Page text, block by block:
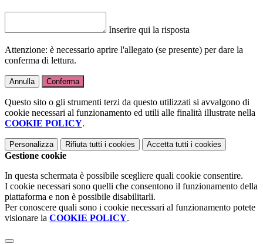
Inserire qui la risposta
Attenzione: è necessario aprire l'allegato (se presente) per dare la
conferma di lettura.
Annulla Conferma
Questo sito o gli strumenti terzi da questo utilizzati si avvalgono di
cookie necessari al funzionamento ed utili alle finalità illustrate nella
COOKIE POLICY.
Personalizza Rifiuta tutti i cookies Accetta tutti i cookies
Gestione cookie
In questa schermata è possibile scegliere quali cookie consentire.
I cookie necessari sono quelli che consentono il funzionamento della
piattaforma e non è possibile disabilitarli.
Per conoscere quali sono i cookie necessari al funzionamento potete
visionare la COOKIE POLICY.